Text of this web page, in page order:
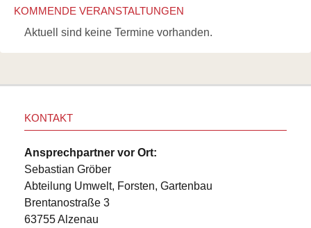
KOMMENDE VERANSTALTUNGEN
Aktuell sind keine Termine vorhanden.
KONTAKT
Ansprechpartner vor Ort:
Sebastian Gröber
Abteilung Umwelt, Forsten, Gartenbau
Brentanostraße 3
63755 Alzenau